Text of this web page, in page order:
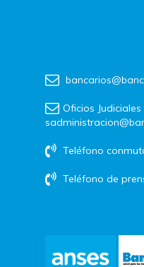
Oficios Judiciales
Teléfono
Teléfono de